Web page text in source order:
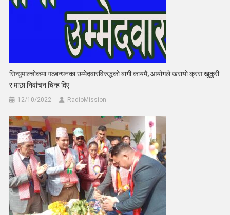
सिन्धुपाल्चोकमा गठबन्धनका उम्मेदवारविरुद्धको बागी कायमै, आयोगले खरायो क्रस खुकुरी
र माछा निर्वाचन चिन्ह दिए
12/10/2022 RadioMission